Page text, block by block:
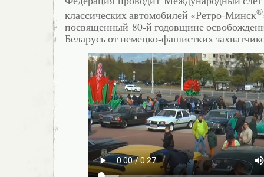
классических автомобилей «Ретро-Минск®
посвященный 80-й годовщине
Беларусь от немецко-фашистких